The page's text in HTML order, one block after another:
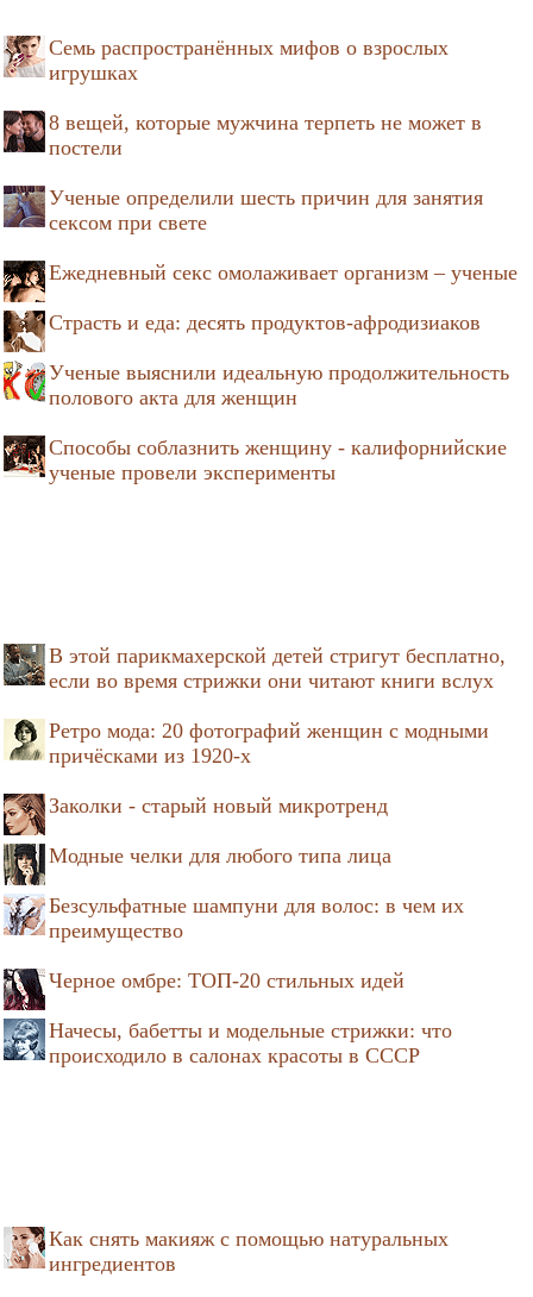
Семь распространённых мифов о взрослых
игрушках
8 вещей, которые мужчина терпеть не может в
постели
Ученые определили шесть причин для занятия
сексом при свете
Ежедневный секс омолаживает организм – ученые
Страсть и еда: десять продуктов-афродизиаков
Ученые выяснили идеальную продолжительность
полового акта для женщин
Способы соблазнить женщину - калифорнийские
ученые провели эксперименты
В этой парикмахерской детей стригут бесплатно,
если во время стрижки они читают книги вслух
Ретро мода: 20 фотографий женщин с модными
причёсками из 1920-х
Заколки - старый новый микротренд
Модные челки для любого типа лица
Безсульфатные шампуни для волос: в чем их
преимущество
Черное омбре: ТОП-20 стильных идей
Начесы, бабетты и модельные стрижки: что
происходило в салонах красоты в СССР
Как снять макияж с помощью натуральных
ингредиентов